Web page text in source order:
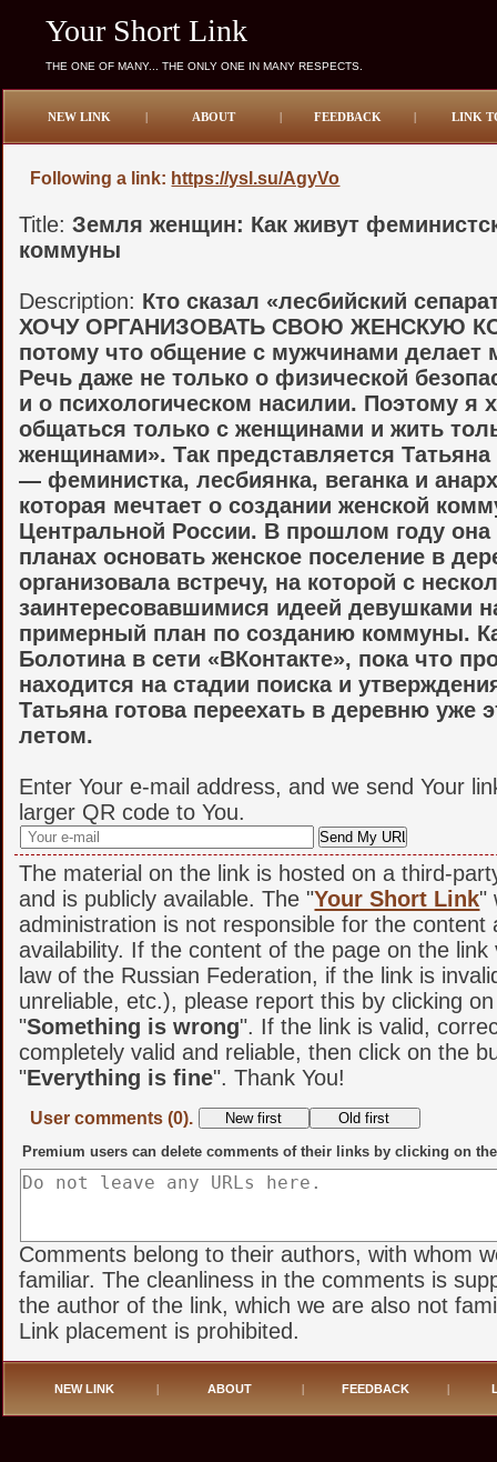
Your Short Link
THE ONE OF MANY... THE ONLY ONE IN MANY RESPECTS.
NEW LINK | ABOUT | FEEDBACK | LINK
Following a link: https://ysl.su/AgyVo
Title:Земля женщин: Как живут
коммуны
Description: Кто сказал «лесбийский
ХОЧУ ОРГАНИЗОВАТЬ СВОЮ ЖЕНСКУЮ
потому что общение с мужчинами делает
Речь даже не только о физической
и о психологическом насилии. Поэтому я
общаться только с женщинами и жить
женщинами». Так представляется
— феминистка, лесбиянка, веганка и
которая мечтает о создании женской
Центральной России. В прошлом году она
планах основать женское поселение в
организовала встречу, на которой с
заинтересовавшимися идеей девушками
примерный план по созданию коммуны.
Болотина в сети «ВКонтакте», пока что
находится на стадии поиска и
Татьяна готова переехать в деревню уже
летом.
Enter Your e-mail address, and we send Your
larger QR code to You.
The material on the link is hosted on a third-
and is publicly available. The "Your Short Link"
administration is not responsible for the content
availability. If the content of the page on the link
law of the Russian Federation, if the link is
unreliable, etc.), please report this by clicking
"Something is wrong". If the link is valid,
completely valid and reliable, then click on the
"Everything is fine". Thank You!
User comments (0).
Premium users can delete comments of their links by clicking on
Comments belong to their authors, with whom
familiar. The cleanliness in the comments is
the author of the link, which we are also not
Link placement is prohibited.
NEW LINK ABOUT FEEDBACK